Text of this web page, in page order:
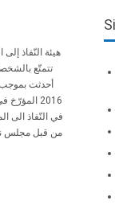
هيئة النّفاذ
تتمتّع
في النّفاذ الى
من قبل مجلس نواب